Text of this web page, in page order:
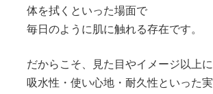
体を拭くといった場面で
毎日のように肌に触れる存在です。
だからこそ、見た目やイメージ以上に
吸水性・使い心地・耐久性といった